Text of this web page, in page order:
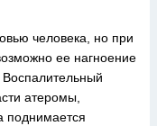
человека, но при
ее нагноение
атеромы,
поднимается